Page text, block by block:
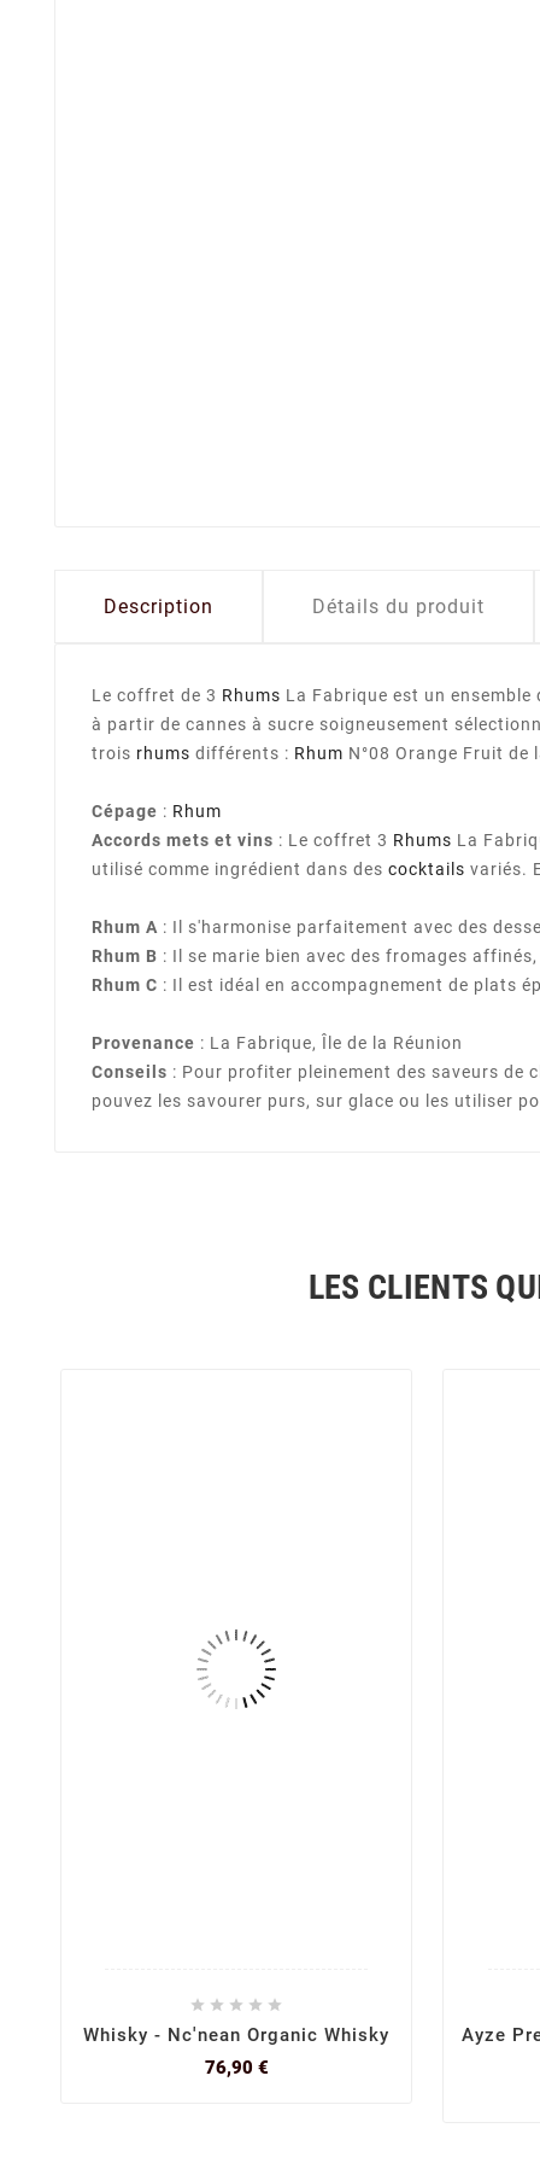
Description Détails du produit
Le coffret de 3 Rhums La Fabrique est un ensemble
à partir de cannes à sucre soigneusement
trois rhums différents : Rhum N°08 Orange Fruit de
Cépage : Rhum
Accords mets et vins : Le coffret 3 Rhums La
utilisé comme ingrédient dans des cocktails variés.
Rhum A : Il s'harmonise parfaitement avec des
Rhum B : Il se marie bien avec des fromages
Rhum C : Il est idéal en accompagnement de plats
Provenance : La Fabrique, Île de la Réunion
Conseils : Pour profiter pleinement des saveurs de
pouvez les savourer purs, sur glace ou les utiliser
LES CLIENTS
    
Whisky - Nc'nean Organic Whisky
76,90 €Prix
Ayze